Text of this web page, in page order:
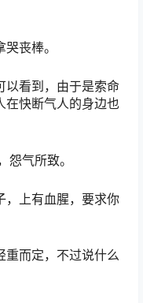
丧棒。
以看到，由于是索命
在快断气人的身边也
怨气所致。
，上有血腥，要求你
重而定，不过说什么